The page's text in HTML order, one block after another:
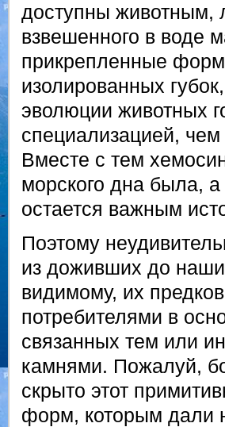
доступны животным,
взвешенного в воде
прикрепленные
изолированных
эволюции животных
специализацией,
Вместе с тем
морского дна была,
остается важным
Поэтому
из доживших до
видимому, их
потребителями в
связанных тем или
камнями. Пожалуй,
скрыто этот
форм, которым дали